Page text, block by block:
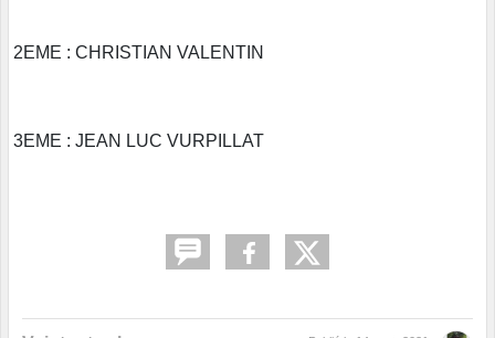
2EME : CHRISTIAN VALENTIN
3EME : JEAN LUC VURPILLAT